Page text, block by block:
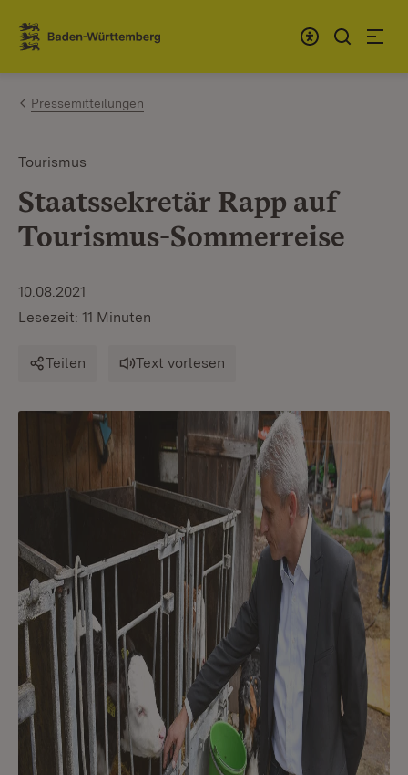
Zum Inhalt springen
Link zur Startseite
Pressemitteilungen
Tourismus
Staatssekretär Rapp auf
Tourismus-Sommerreise
10.08.2021
Lesezeit: 11 Minuten
Teilen Text vorlesen